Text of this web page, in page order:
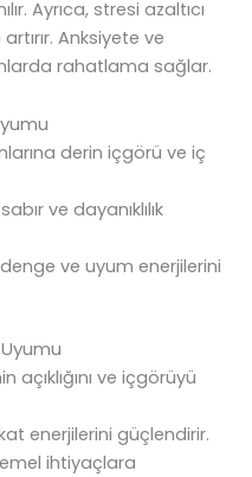
Ayrıca, stresi azaltıcı
Anksiyete ve
rahatlama sağlar.
derin içgörü ve iç
ve dayanıklılık
ve uyum enerjilerini
açıklığını ve içgörüyü
enerjilerini güçlendirir.
ihtiyaçlara